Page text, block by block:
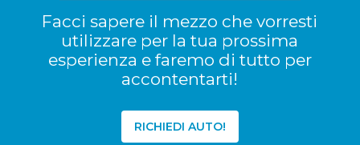
Facci sapere il mezzo che vorresti
utilizzare per la tua prossima
esperienza e faremo di tutto per
accontentarti!
RICHIEDI AUTO!